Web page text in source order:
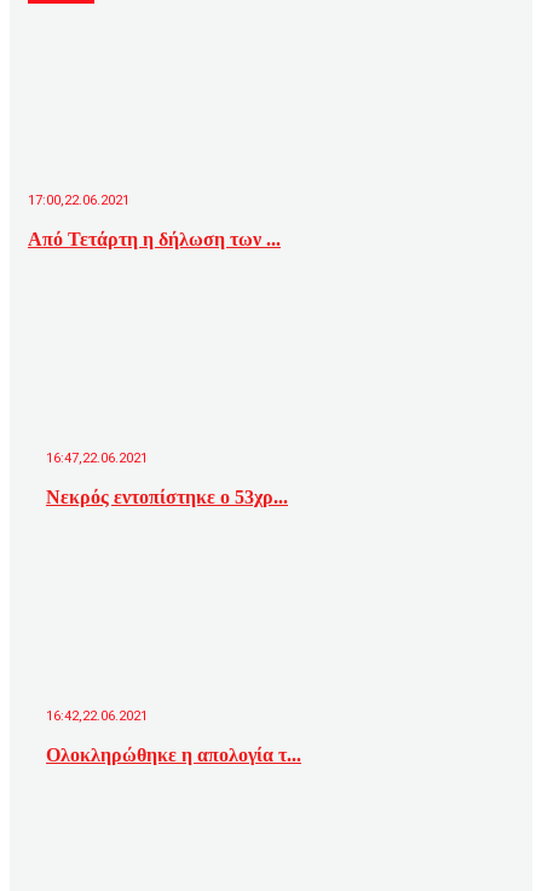
17:00,22.06.2021
Από Τετάρτη η δήλωση των ...
16:47,22.06.2021
Νεκρός εντοπίστηκε ο 53χρ...
16:42,22.06.2021
Ολοκληρώθηκε η απολογία τ...